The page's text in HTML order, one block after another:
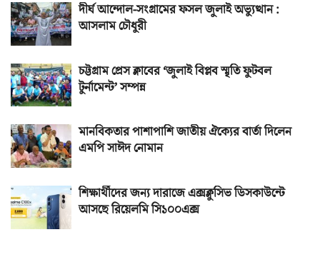
দীর্ঘ আন্দোল-সংগ্রামের ফসল জুলাই অভ্যুত্থান :
আসলাম চৌধুরী
চট্টগ্রাম প্রেস ক্লাবের ‘জুলাই বিপ্লব স্মৃতি ফুটবল
টুর্নামেন্ট’ সম্পন্ন
মানবিকতার পাশাপাশি জাতীয় ঐক্যের বার্তা দিলেন
এমপি সাঈদ নোমান
শিক্ষার্থীদের জন্য দারাজে এক্সক্লুসিভ ডিসকাউন্টে
আসছে রিয়েলমি সি১০০এক্স